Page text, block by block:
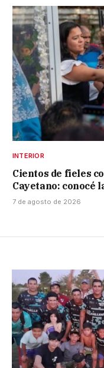
INTERIOR
Cientos de fieles
Cayetano: conocé
7 de agosto de 2026